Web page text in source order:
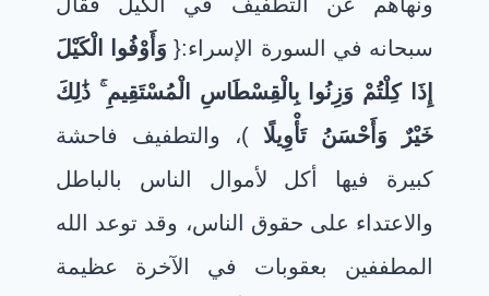
سبحانه في السورة الإسراء:{ وَأَوْفُوا الْكَيْلَ
إِذَا كِلْتُمْ وَزِنُوا بِالْقِسْطَاسِ الْمُسْتَقِيمِ ۚ ذَٰلِكَ
خَيْرٌ وَأَحْسَنُ تَأْوِيلًا )، والتطفيف فاحشة
كبيرة فيها أكل لأموال الناس بالباطل
والاعتداء على حقوق الناس، وقد توعد الله
المطففين بعقوبات في الآخرة عظيمة